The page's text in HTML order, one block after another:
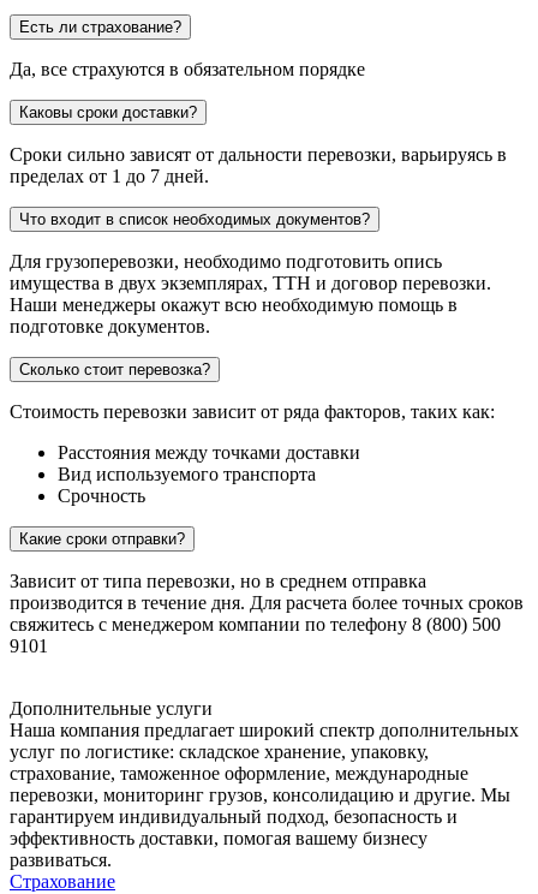
Есть ли страхование?
Да, все страхуются в обязательном порядке
Каковы сроки доставки?
Сроки сильно зависят от дальности перевозки, варьируясь в
пределах от 1 до 7 дней.
Что входит в список необходимых документов?
Для грузоперевозки, необходимо подготовить опись
имущества в двух экземплярах, ТТН и договор перевозки.
Наши менеджеры окажут всю необходимую помощь в
подготовке документов.
Сколько стоит перевозка?
Стоимость перевозки зависит от ряда факторов, таких как:
Расстояния между точками доставки
Вид используемого транспорта
Срочность
Какие сроки отправки?
Зависит от типа перевозки, но в среднем отправка
производится в течение дня. Для расчета более точных сроков
свяжитесь с менеджером компании по телефону 8 (800) 500
9101
Дополнительные услуги
Наша компания предлагает широкий спектр дополнительных
услуг по логистике: складское хранение, упаковку,
страхование, таможенное оформление, международные
перевозки, мониторинг грузов, консолидацию и другие. Мы
гарантируем индивидуальный подход, безопасность и
эффективность доставки, помогая вашему бизнесу
развиваться.
Страхование